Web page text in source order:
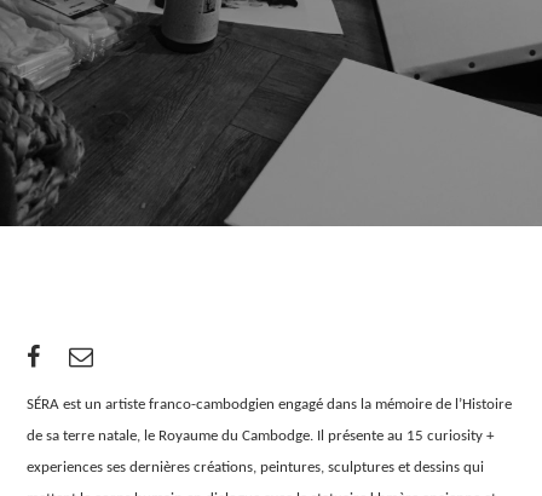
SÉRA est un artiste franco-cambodgien engagé dans la mémoire de l’Histoire
de sa terre natale, le Royaume du Cambodge. Il présente au 15 curiosity +
experiences ses dernières créations, peintures, sculptures et dessins qui